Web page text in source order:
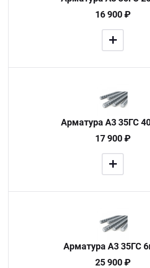
16 900 ₽
Арматура А3 35ГС
17 900 ₽
Арматура А3 35ГС
25 900 ₽